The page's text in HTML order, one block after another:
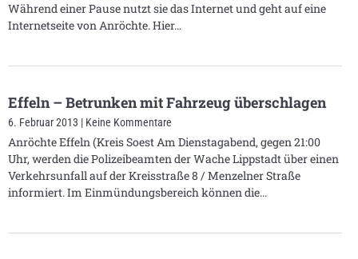
Während einer Pause nutzt sie das Internet und geht auf eine
Internetseite von Anröchte. Hier
Effeln – Betrunken mit Fahrzeug überschlagen
6. Februar 2013 Keine Kommentare
Anröchte Effeln (Kreis Soest Am Dienstagabend, gegen 21:00
Uhr, werden die Polizeibeamten der Wache Lippstadt über einen
Verkehrsunfall auf der Kreisstraße 8 / Menzelner Straße
informiert. Im Einmündungsbereich können die